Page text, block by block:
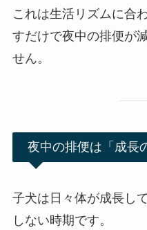
これは生活リズムに合
すだけで夜中の排便が
せん。
夜中の排便は「成長
子犬は日々体が成長し
しない時期です。